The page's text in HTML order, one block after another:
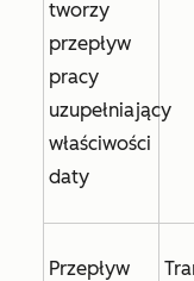
tworzy
przepływ
pracy
uzupełniający
właściwości
daty
Przepływ